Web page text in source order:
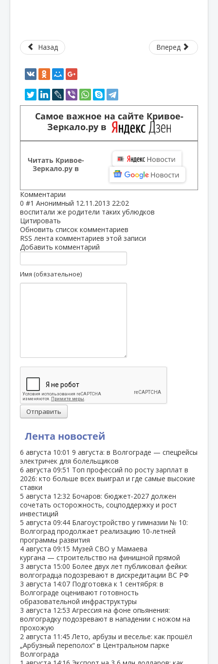
Лента новостей
6 августа 10:01 9 августа: в Волгограде — спецрейсы
электричек для болельщиков
6 августа 09:51 Топ профессий по росту зарплат в
2026: кто больше всех выиграл и где самые высокие
ставки
5 августа 12:32 Бочаров: бюджет‑2027 должен
сочетать осторожность, соцподдержку и рост
инвестиций
5 августа 09:44 Благоустройство у гимназии № 10:
Волгоград продолжает реализацию 10‑летней
программы развития
4 августа 09:15 Музей СВО у Мамаева
кургана — строительство на финишной прямой
3 августа 15:00 Более двух лет публиковал фейки:
волгоградца подозревают в дискредитации ВС РФ
3 августа 14:07 Подготовка к 1 сентября: в
Волгограде оценивают готовность
образовательной инфраструктуры
3 августа 12:53 Агрессия на фоне опьянения:
волгоградку подозревают в нападении с ножом на
прохожую
2 августа 11:45 Лето, арбузы и веселье: как прошёл
„Арбузный переполох“ в Центральном парке
Волгограда
Назад Вперед
Самое важное на сайте Кривое-
Зеркало.ру в
Читать Кривое-
Зеркало.ру в
Комментарии
0 #1 Анонимный 12.11.2013 22:02
воспитали же родители таких ублюдков
Цитировать
Обновить список комментариев
RSS лента комментариев этой записи
Добавить комментарий
Имя (обязательное)
Отправить